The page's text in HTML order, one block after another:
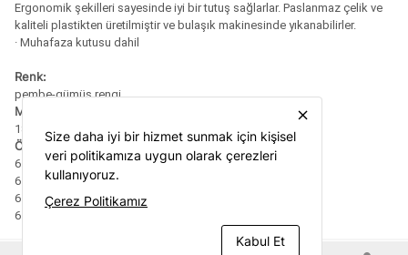
Ergonomik şekilleri sayesinde iyi bir tutuş sağlarlar. Paslanmaz çelik ve
kaliteli plastikten üretilmiştir ve bulaşık makinesinde yıkanabilirler.
· Muhafaza kutusu dahil
Renk:
pembe-gümüş rengi
Malzeme:
18/10 paslanmaz çelik
Ölçüler:
6 Adet çatal 21 cm
6 Adet kaşık 21 cm
6 Adet bıçak 24 cm
6 Adet tatlı kaşığı 15 cm
close
Size daha iyi bir hizmet sunmak için kişisel
veri politikamıza uygun olarak çerezleri
kullanıyoruz.
Çerez Politikamız
Kabul Et